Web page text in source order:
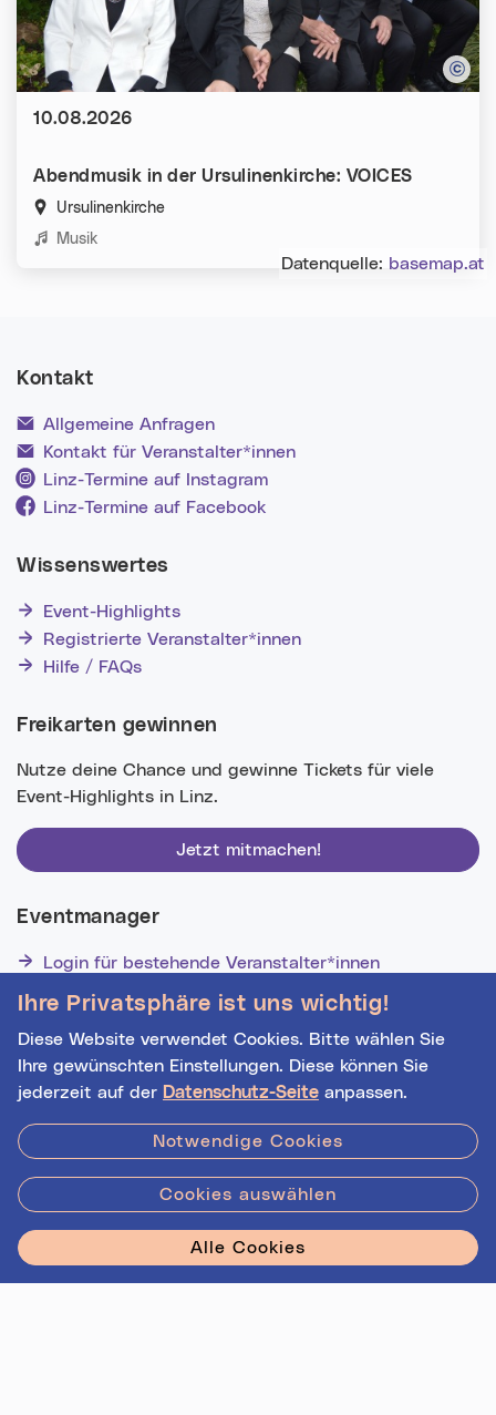
Datenquelle: basemap.at
Abendmusik in der Ursulinenkirche: VOICES
Ursulinenkirche
Kategorien:
Musik
Datum:
10.08.2026
Ihre Privatsphäre ist uns wichtig!
Diese Website verwendet Cookies. Bitte wählen Sie
Ihre gewünschten Einstellungen. Diese können Sie
jederzeit auf der Datenschutz-Seite anpassen.
Notwendige Cookies
Cookies auswählen
Alle Cookies
Kontakt
Allgemeine Anfragen
Kontakt für Veranstalter*innen
Linz-Termine auf Instagram
Linz-Termine auf Facebook
Wissenswertes
Event-Highlights
Registrierte Veranstalter*innen
Hilfe / FAQs
Freikarten gewinnen
Nutze deine Chance und gewinne Tickets für viele
Event-Highlights in Linz.
Jetzt mitmachen!
Eventmanager
Login für bestehende Veranstalter*innen
Veranstalter*innen!